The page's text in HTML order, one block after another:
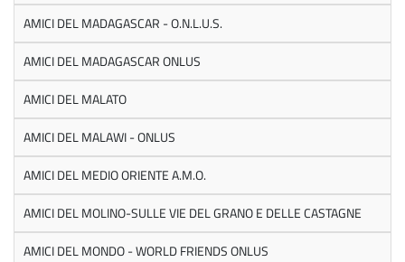
AMICI DEL MADAGASCAR - O.N.L.U.S.
AMICI DEL MADAGASCAR ONLUS
AMICI DEL MALATO
AMICI DEL MALAWI - ONLUS
AMICI DEL MEDIO ORIENTE A.M.O.
AMICI DEL MOLINO-SULLE VIE DEL GRANO E DELLE CASTAGNE
AMICI DEL MONDO - WORLD FRIENDS ONLUS